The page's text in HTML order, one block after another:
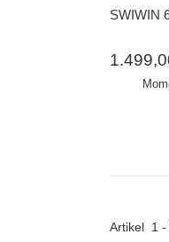
SWIWIN
Artikel 1 -